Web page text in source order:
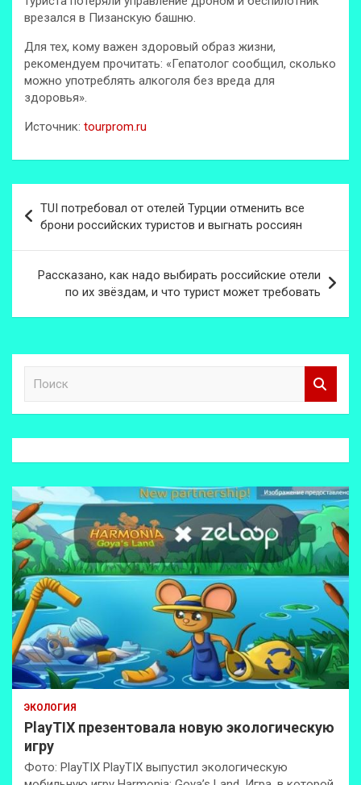
врезался в Пизанскую башню.
Для тех, кому важен здоровый образ жизни,
рекомендуем прочитать: «Гепатолог сообщил, сколько
можно употреблять алкоголя без вреда для
здоровья».
Источник: tourprom.ru
по
записям
TUI потребовал от отелей Турции отменить все
брони российских туристов и выгнать россиян
Рассказано, как надо выбирать российские отели
по их звёздам, и что турист может требовать
к
ЭКОЛОГИЯ
PlayTIX презентовала новую экологическую
игру
Фото: PlayTIX PlayTIX выпустил экологическую